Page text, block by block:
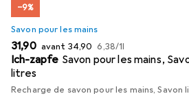
−9%
Savon pour les mains
EUR
31,90 avant EUR
34,90 EUR
6,38/1l
Ich-zapfe Savon pour les mains,
litres
Recharge de savon pour les mains, Savon